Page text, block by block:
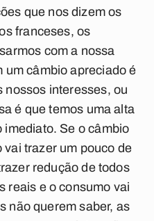
que nos dizem os
franceses, os
com a nossa
um câmbio apreciado é
nossos interesses, ou
é que temos uma alta
imediato. Se o câmbio
trazer um pouco de
redução de todos
reais e o consumo vai
não querem saber, as